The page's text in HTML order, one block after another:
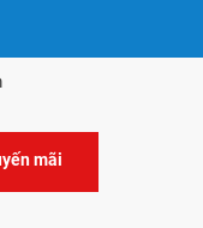
mãi